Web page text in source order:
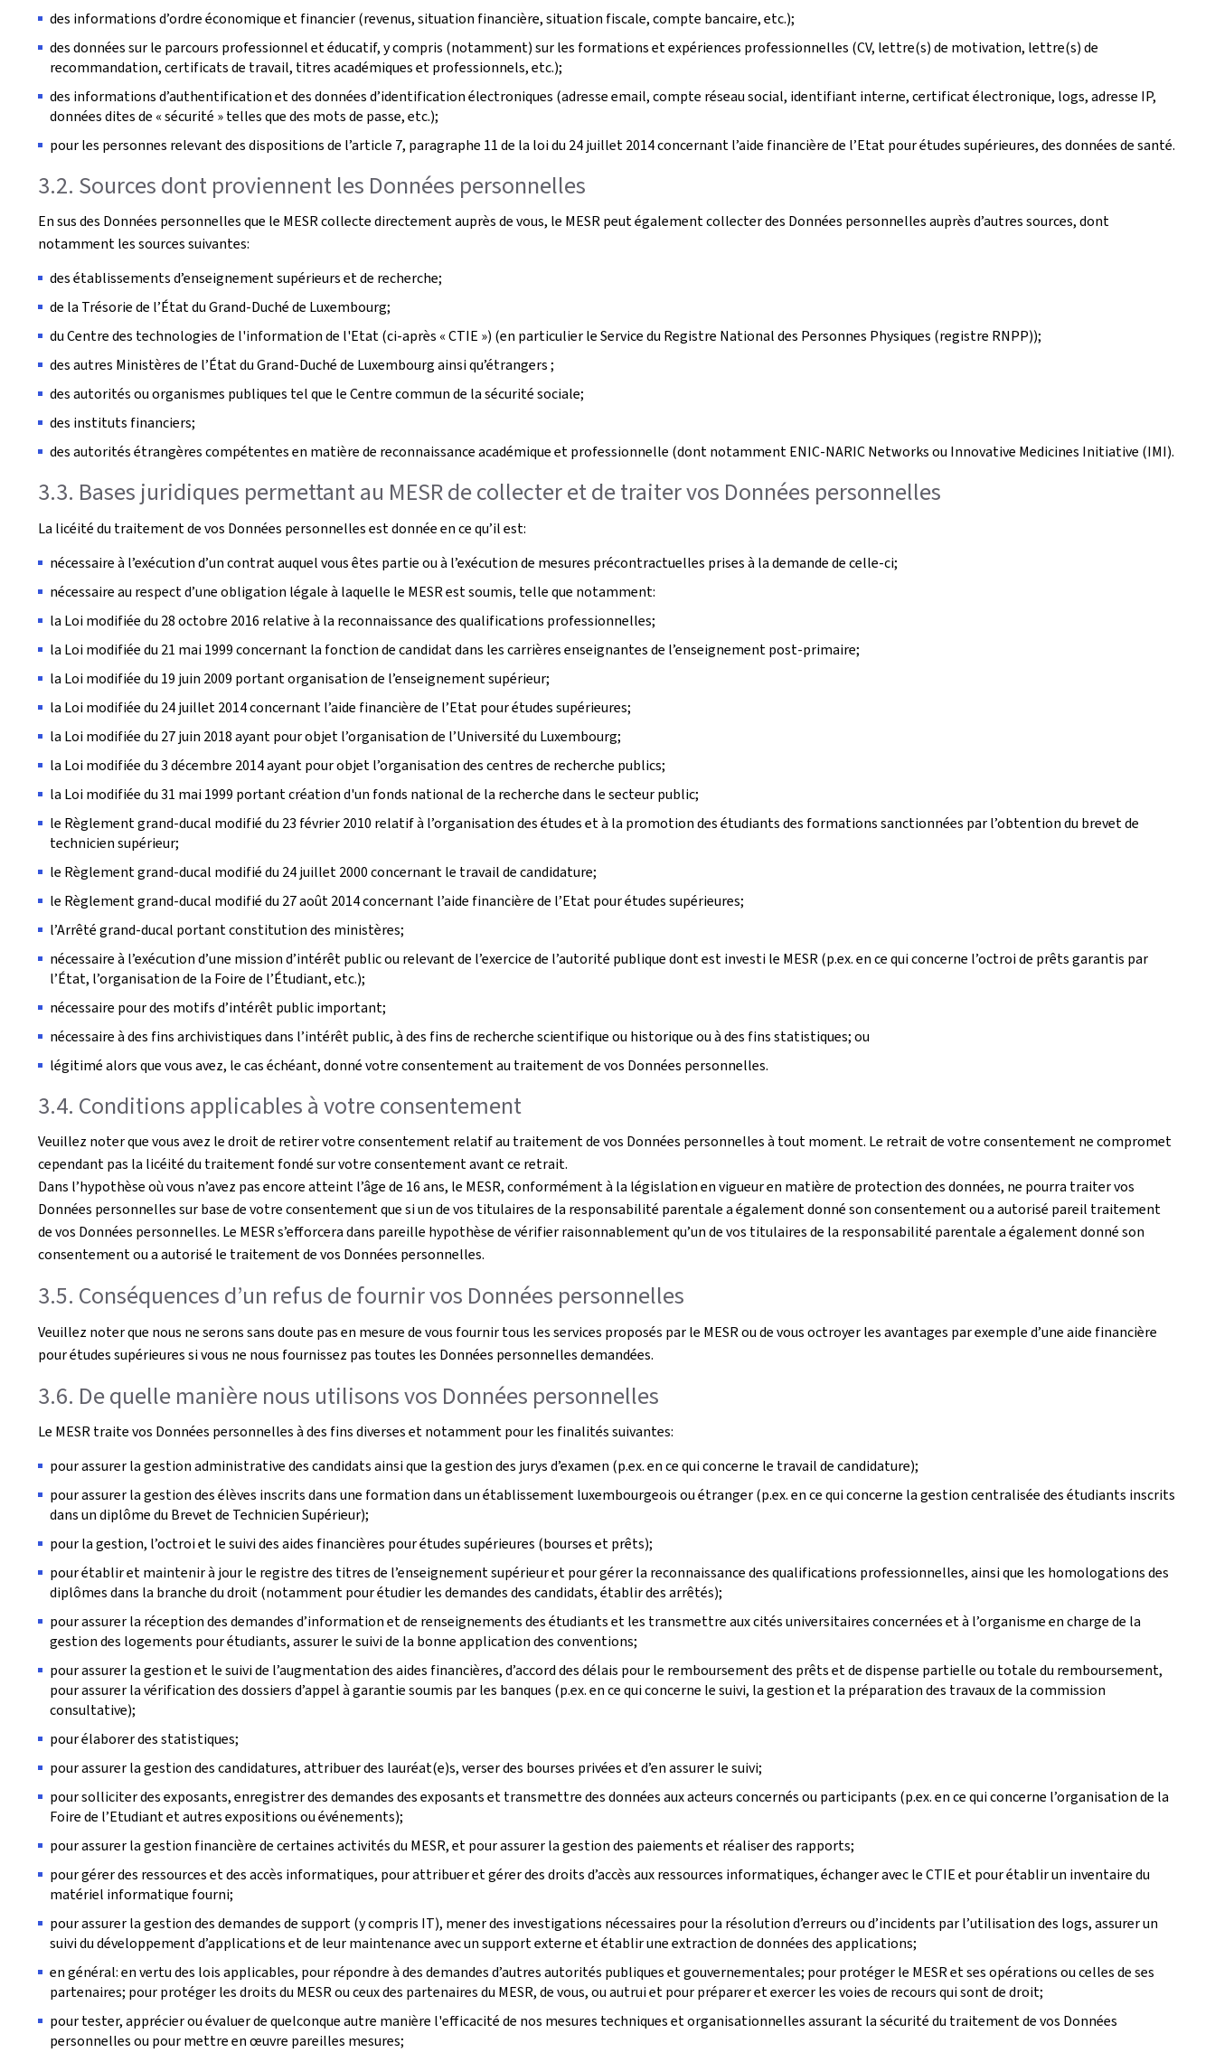
des informations d’ordre économique et financier (revenus, situation financière, situation fiscale, compte bancaire, etc.);
des données sur le parcours professionnel et éducatif, y compris (notamment) sur les formations et expériences professionnelles (CV, lettre(s) de motivation, lettre(s) de
recommandation, certificats de travail, titres académiques et professionnels, etc.);
des informations d’authentification et des données d’identification électroniques (adresse email, compte réseau social, identifiant interne, certificat électronique, logs, adresse IP,
données dites de « sécurité » telles que des mots de passe, etc.);
pour les personnes relevant des dispositions de l’article 7, paragraphe 11 de la loi du 24 juillet 2014 concernant l’aide financière de l’Etat pour études supérieures, des données de santé.
3.2. Sources dont proviennent les Données personnelles
En sus des Données personnelles que le MESR collecte directement auprès de vous, le MESR peut également collecter des Données personnelles auprès d’autres sources, dont
notamment les sources suivantes:
des établissements d’enseignement supérieurs et de recherche;
de la Trésorie de l’État du Grand-Duché de Luxembourg;
du Centre des technologies de l'information de l'Etat (ci-après « CTIE ») (en particulier le Service du Registre National des Personnes Physiques (registre RNPP));
des autres Ministères de l’État du Grand-Duché de Luxembourg ainsi qu’étrangers ;
des autorités ou organismes publiques tel que le Centre commun de la sécurité sociale;
des instituts financiers;
des autorités étrangères compétentes en matière de reconnaissance académique et professionnelle (dont notamment ENIC-NARIC Networks ou Innovative Medicines Initiative (IMI).
3.3. Bases juridiques permettant au MESR de collecter et de traiter vos Données personnelles
La licéité du traitement de vos Données personnelles est donnée en ce qu’il est:
nécessaire à l’exécution d’un contrat auquel vous êtes partie ou à l’exécution de mesures précontractuelles prises à la demande de celle-ci;
nécessaire au respect d’une obligation légale à laquelle le MESR est soumis, telle que notamment:
la Loi modifiée du 28 octobre 2016 relative à la reconnaissance des qualifications professionnelles;
la Loi modifiée du 21 mai 1999 concernant la fonction de candidat dans les carrières enseignantes de l’enseignement post-primaire;
la Loi modifiée du 19 juin 2009 portant organisation de l’enseignement supérieur;
la Loi modifiée du 24 juillet 2014 concernant l’aide financière de l’Etat pour études supérieures;
la Loi modifiée du 27 juin 2018 ayant pour objet l’organisation de l’Université du Luxembourg;
la Loi modifiée du 3 décembre 2014 ayant pour objet l’organisation des centres de recherche publics;
la Loi modifiée du 31 mai 1999 portant création d'un fonds national de la recherche dans le secteur public;
le Règlement grand-ducal modifié du 23 février 2010 relatif à l’organisation des études et à la promotion des étudiants des formations sanctionnées par l’obtention du brevet de
technicien supérieur;
le Règlement grand-ducal modifié du 24 juillet 2000 concernant le travail de candidature;
le Règlement grand-ducal modifié du 27 août 2014 concernant l’aide financière de l’Etat pour études supérieures;
l’Arrêté grand-ducal portant constitution des ministères;
nécessaire à l’exécution d’une mission d’intérêt public ou relevant de l’exercice de l’autorité publique dont est investi le MESR (p.ex. en ce qui concerne l’octroi de prêts garantis par
l’État, l’organisation de la Foire de l’Étudiant, etc.);
nécessaire pour des motifs d’intérêt public important;
nécessaire à des fins archivistiques dans l’intérêt public, à des fins de recherche scientifique ou historique ou à des fins statistiques; ou
légitimé alors que vous avez, le cas échéant, donné votre consentement au traitement de vos Données personnelles.
3.4. Conditions applicables à votre consentement
Veuillez noter que vous avez le droit de retirer votre consentement relatif au traitement de vos Données personnelles à tout moment. Le retrait de votre consentement ne compromet
cependant pas la licéité du traitement fondé sur votre consentement avant ce retrait.
Dans l’hypothèse où vous n’avez pas encore atteint l’âge de 16 ans, le MESR, conformément à la législation en vigueur en matière de protection des données, ne pourra traiter vos
Données personnelles sur base de votre consentement que si un de vos titulaires de la responsabilité parentale a également donné son consentement ou a autorisé pareil traitement
de vos Données personnelles. Le MESR s’efforcera dans pareille hypothèse de vérifier raisonnablement qu’un de vos titulaires de la responsabilité parentale a également donné son
consentement ou a autorisé le traitement de vos Données personnelles.
3.5. Conséquences d’un refus de fournir vos Données personnelles
Veuillez noter que nous ne serons sans doute pas en mesure de vous fournir tous les services proposés par le MESR ou de vous octroyer les avantages par exemple d’une aide financière
pour études supérieures si vous ne nous fournissez pas toutes les Données personnelles demandées.
3.6. De quelle manière nous utilisons vos Données personnelles
Le MESR traite vos Données personnelles à des fins diverses et notamment pour les finalités suivantes:
pour assurer la gestion administrative des candidats ainsi que la gestion des jurys d’examen (p.ex. en ce qui concerne le travail de candidature);
pour assurer la gestion des élèves inscrits dans une formation dans un établissement luxembourgeois ou étranger (p.ex. en ce qui concerne la gestion centralisée des étudiants inscrits
dans un diplôme du Brevet de Technicien Supérieur);
pour la gestion, l’octroi et le suivi des aides financières pour études supérieures (bourses et prêts);
pour établir et maintenir à jour le registre des titres de l’enseignement supérieur et pour gérer la reconnaissance des qualifications professionnelles, ainsi que les homologations des
diplômes dans la branche du droit (notamment pour étudier les demandes des candidats, établir des arrêtés);
pour assurer la réception des demandes d’information et de renseignements des étudiants et les transmettre aux cités universitaires concernées et à l’organisme en charge de la
gestion des logements pour étudiants, assurer le suivi de la bonne application des conventions;
pour assurer la gestion et le suivi de l’augmentation des aides financières, d’accord des délais pour le remboursement des prêts et de dispense partielle ou totale du remboursement,
pour assurer la vérification des dossiers d’appel à garantie soumis par les banques (p.ex. en ce qui concerne le suivi, la gestion et la préparation des travaux de la commission
consultative);
pour élaborer des statistiques;
pour assurer la gestion des candidatures, attribuer des lauréat(e)s, verser des bourses privées et d’en assurer le suivi;
pour solliciter des exposants, enregistrer des demandes des exposants et transmettre des données aux acteurs concernés ou participants (p.ex. en ce qui concerne l’organisation de la
Foire de l’Etudiant et autres expositions ou événements);
pour assurer la gestion financière de certaines activités du MESR, et pour assurer la gestion des paiements et réaliser des rapports;
pour gérer des ressources et des accès informatiques, pour attribuer et gérer des droits d’accès aux ressources informatiques, échanger avec le CTIE et pour établir un inventaire du
matériel informatique fourni;
pour assurer la gestion des demandes de support (y compris IT), mener des investigations nécessaires pour la résolution d’erreurs ou d’incidents par l’utilisation des logs, assurer un
suivi du développement d’applications et de leur maintenance avec un support externe et établir une extraction de données des applications;
en général: en vertu des lois applicables, pour répondre à des demandes d’autres autorités publiques et gouvernementales; pour protéger le MESR et ses opérations ou celles de ses
partenaires; pour protéger les droits du MESR ou ceux des partenaires du MESR, de vous, ou autrui et pour préparer et exercer les voies de recours qui sont de droit;
pour tester, apprécier ou évaluer de quelconque autre manière l'efficacité de nos mesures techniques et organisationnelles assurant la sécurité du traitement de vos Données
personnelles ou pour mettre en œuvre pareilles mesures;